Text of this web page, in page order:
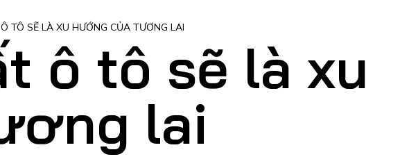
TÔ SẼ LÀ XU HƯỚNG CỦA TƯƠNG LAI
ô tô sẽ là xu
lai